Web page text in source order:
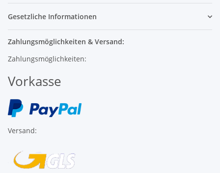
Gesetzliche Informationen
Zahlungsmöglichkeiten & Versand:
Zahlungsmöglichkeiten:
Vorkasse
Versand: